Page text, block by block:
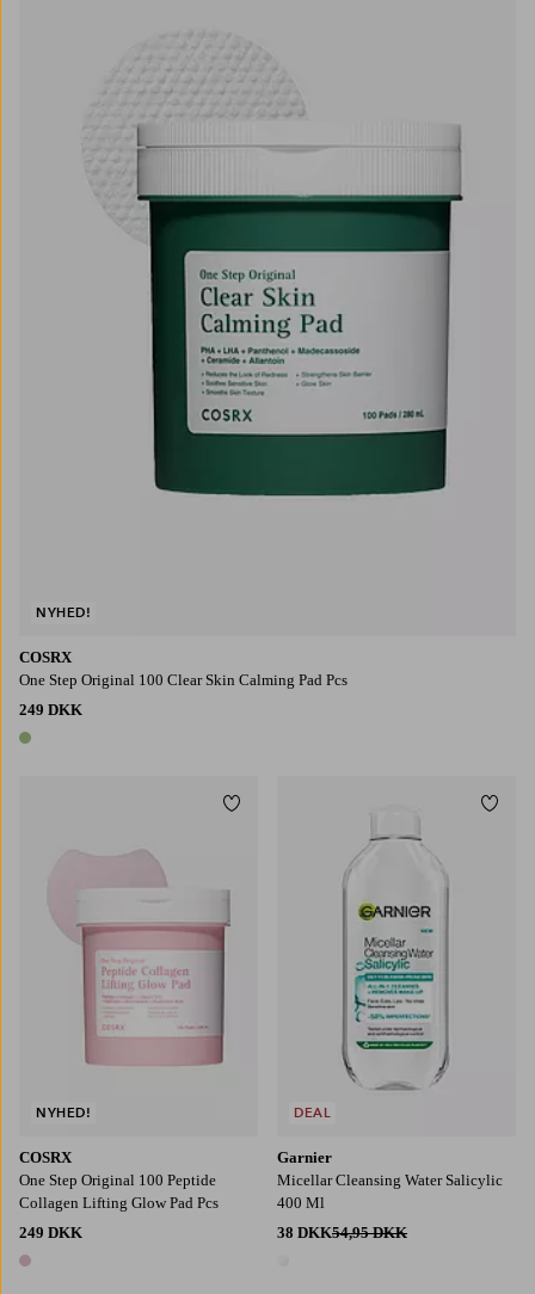
COSRX
One Step Original 100 Clear Skin Calming Pad Pcs
249 DKK
1 farve
NYHED!
COSRX
One Step Original 100 Peptide
Collagen Lifting Glow Pad Pcs
249 DKK
1 farve
NYHED!
Tilføj til favoritter
Garnier
Micellar Cleansing Water Salicylic
400 Ml
38 DKK54,95 DKK
DEAL